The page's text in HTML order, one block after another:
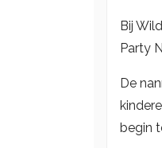
Bij
Party
De
begin